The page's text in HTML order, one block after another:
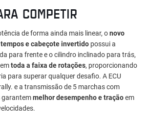
COMPETIR
de forma ainda mais linear, onovo
e cabeçote invertido possui a
para frente e o cilindro inclinado para trás,
toda a faixa de rotações, proporcionando
para superar qualquer desafio. A ECU
e a transmissão de 5 marchas com
garantemmelhor desempenho e traçãoem